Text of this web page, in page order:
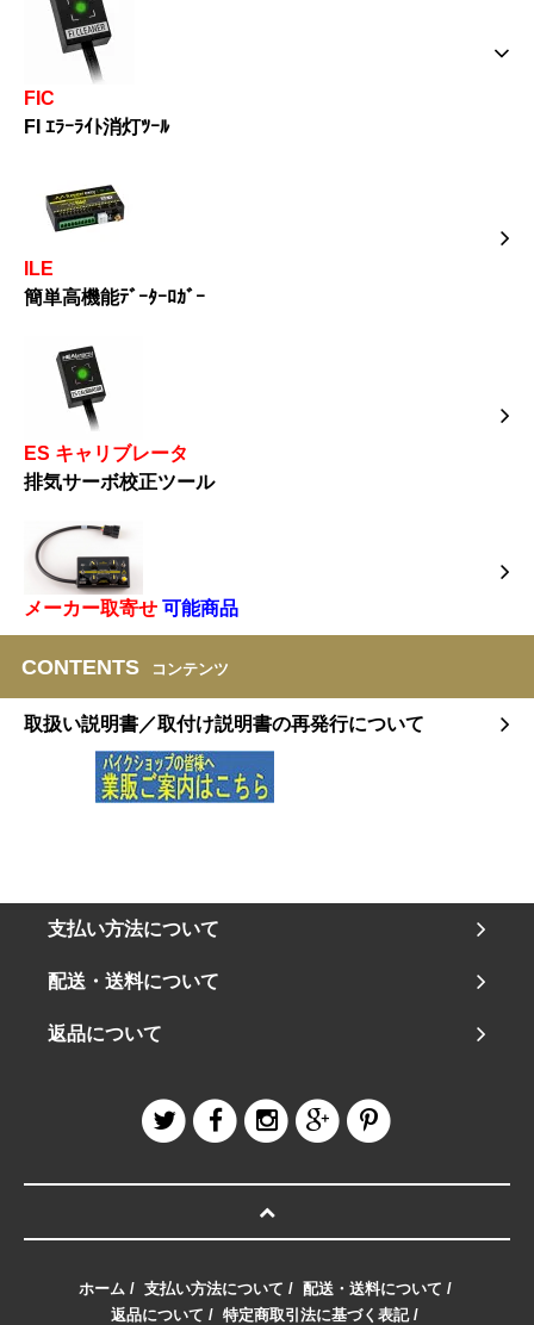
FIC
FI ｴﾗｰﾗｲﾄ消灯ﾂｰﾙ
ILE
簡単高機能ﾃﾞｰﾀｰﾛｶﾞｰ
ES キャリブレータ
排気サーボ校正ツール
メーカー取寄せ 可能商品
CONTENTS コンテンツ
取扱い説明書／取付け説明書の再発行について
支払い方法について
配送・送料について
返品について
ホーム/ 支払い方法について / 配送・送料について /
返品について / 特定商取引法に基づく表記/